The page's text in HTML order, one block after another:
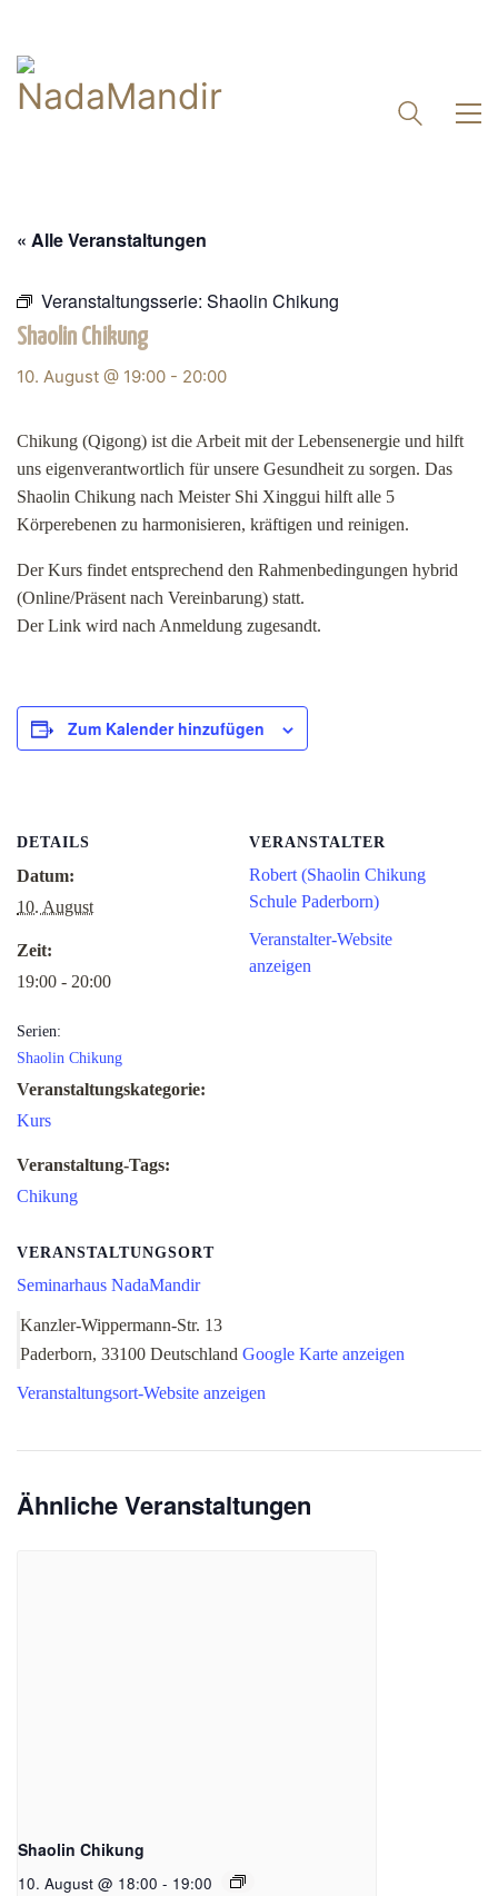
« Alle Veranstaltungen
Veranstaltungsserie: Shaolin Chikung
Shaolin Chikung
10. August @ 19:00 - 20:00
Chikung (Qigong) ist die Arbeit mit der Lebensenergie und hilft
uns eigenverantwortlich für unsere Gesundheit zu sorgen. Das
Shaolin Chikung nach Meister Shi Xinggui hilft alle 5
Körperebenen zu harmonisieren, kräftigen und reinigen.
Der Kurs findet entsprechend den Rahmenbedingungen hybrid
(Online/Präsent nach Vereinbarung) statt.
Der Link wird nach Anmeldung zugesandt.
Zum Kalender hinzufügen
DETAILS
Datum:
10. August
Zeit:
19:00 - 20:00
Serien:
Shaolin Chikung
Veranstaltungskategorie:
Kurs
Veranstaltung-Tags:
Chikung
VERANSTALTUNGSORT
Seminarhaus NadaMandir
Kanzler-Wippermann-Str. 13
Paderborn, 33100 Deutschland Google Karte anzeigen
Veranstaltungsort-Website anzeigen
VERANSTALTER
Robert (Shaolin Chikung
Schule Paderborn)
Veranstalter-Website
anzeigen
Ähnliche Veranstaltungen
Shaolin Chikung
10. August @ 18:00 - 19:00